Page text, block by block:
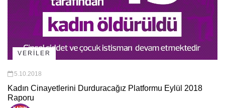
VERİLER
5.10.2018
Kadın Cinayetlerini Durduracağız Platformu Eylül 2018
Raporu